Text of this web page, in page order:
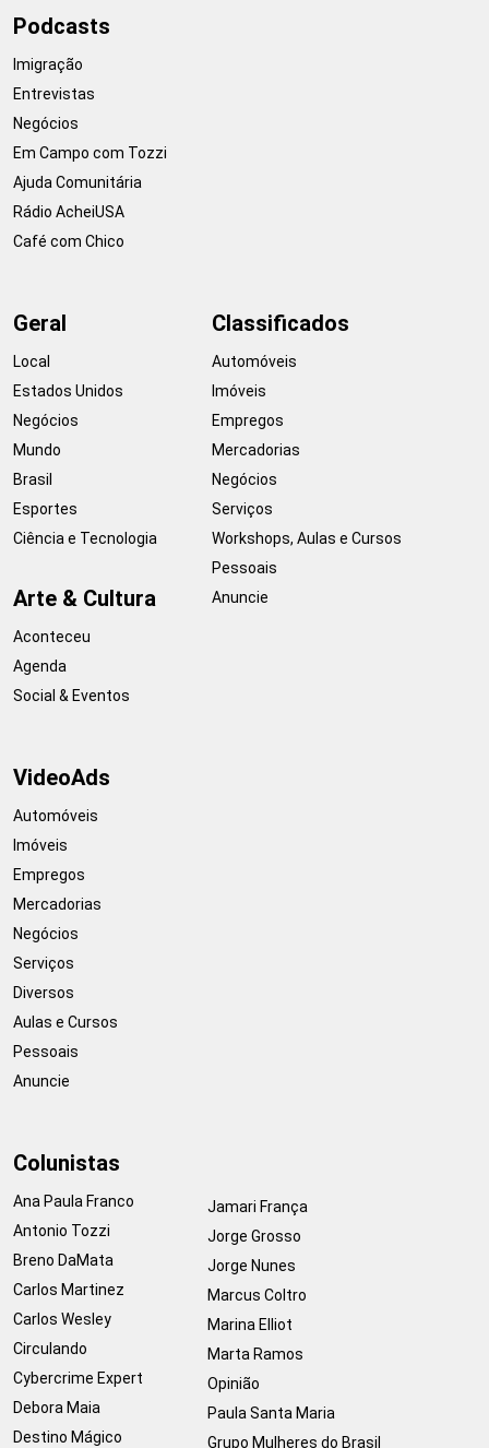
Podcasts
Imigração
Entrevistas
Negócios
Em Campo com Tozzi
Ajuda Comunitária
Rádio AcheiUSA
Café com Chico
Geral
Local
Estados Unidos
Negócios
Mundo
Brasil
Esportes
Ciência e Tecnologia
Arte & Cultura
Aconteceu
Agenda
Social & Eventos
Classificados
Automóveis
Imóveis
Empregos
Mercadorias
Negócios
Serviços
Workshops, Aulas e Cursos
Pessoais
Anuncie
VideoAds
Automóveis
Imóveis
Empregos
Mercadorias
Negócios
Serviços
Diversos
Aulas e Cursos
Pessoais
Anuncie
Colunistas
Ana Paula Franco
Antonio Tozzi
Breno DaMata
Carlos Martinez
Carlos Wesley
Circulando
Cybercrime Expert
Debora Maia
Destino Mágico
Jamari França
Jorge Grosso
Jorge Nunes
Marcus Coltro
Marina Elliot
Marta Ramos
Opinião
Paula Santa Maria
Grupo Mulheres do Brasil